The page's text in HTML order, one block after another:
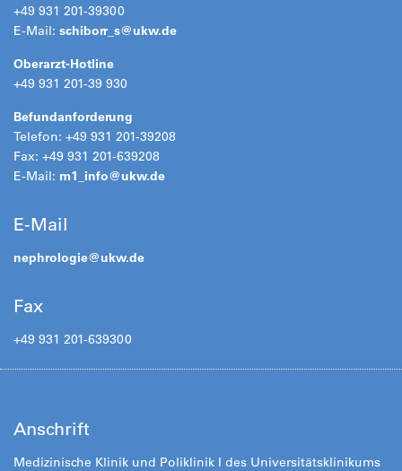
+49 931 201-39300
E-Mail: schiborr_s@ukw.de
Oberarzt-Hotline
+49 931 201-39 930
Befundanforderung
Telefon: +49 931 201-39208
Fax: +49 931 201-639208
E-Mail: m1_info@ukw.de
E-Mail
nephrologie@ukw.de
Fax
+49 931 201-639300
Anschrift
Medizinische Klinik und Poliklinik I des Universitätsklinikums